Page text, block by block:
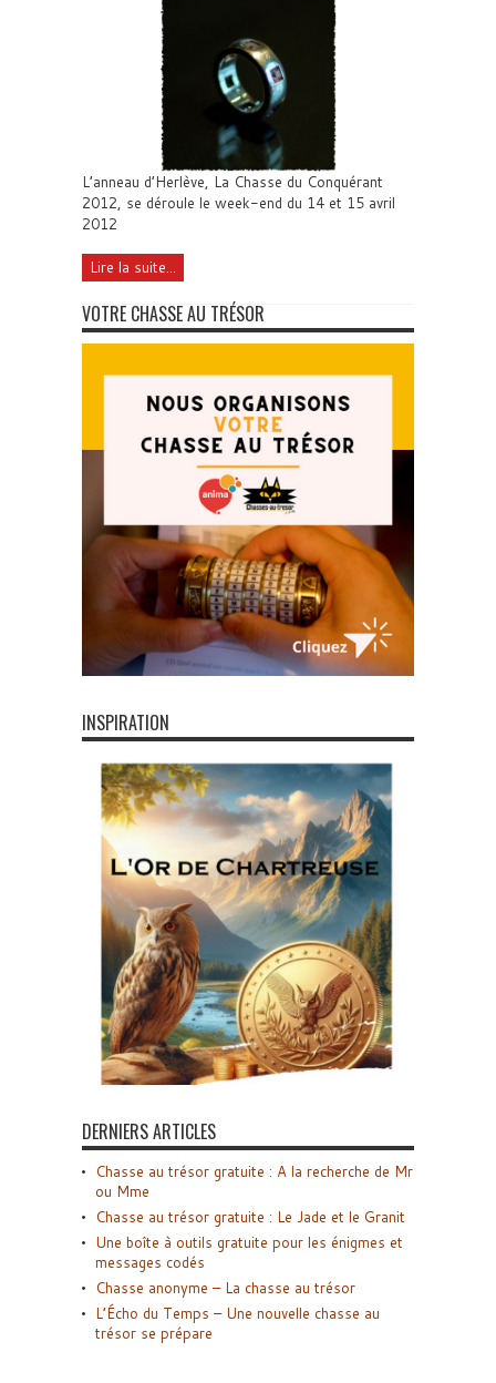
L’anneau d’Herlève, La Chasse du Conquérant
2012, se déroule le week-end du 14 et 15 avril
2012
Lire la suite...
VOTRE CHASSE AU TRÉSOR
INSPIRATION
DERNIERS ARTICLES
Chasse au trésor gratuite : A la recherche de Mr
ou Mme
Chasse au trésor gratuite : Le Jade et le Granit
Une boîte à outils gratuite pour les énigmes et
messages codés
Chasse anonyme – La chasse au trésor
L’Écho du Temps – Une nouvelle chasse au
trésor se prépare